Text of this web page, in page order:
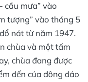
cầu mưa” vào
tượng” vào tháng 5
nát từ năm 1947.
chùa và một tấm
chùa đang được
đến của đông đảo